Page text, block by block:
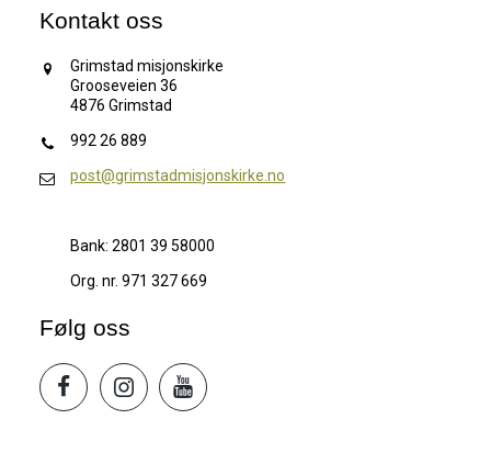
Kontakt oss
Grimstad misjonskirke
Grooseveien 36
4876 Grimstad
992 26 889
post@grimstadmisjonskirke.no
Bank: 2801 39 58000
Org. nr. 971 327 669
Følg oss